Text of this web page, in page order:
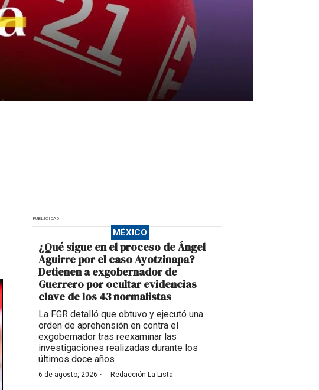
PUBLICIDAD
MÉXICO
¿Qué sigue en el proceso de Ángel
Aguirre por el caso Ayotzinapa?
Detienen a exgobernador de
Guerrero por ocultar evidencias
clave de los 43 normalistas
La FGR detalló que obtuvo y ejecutó una
orden de aprehensión en contra el
exgobernador tras reexaminar las
investigaciones realizadas durante los
últimos doce años
6 de agosto, 2026 · Redacción La-Lista